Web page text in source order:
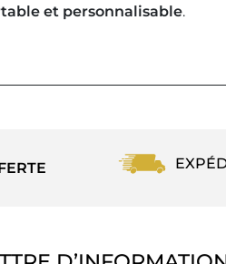
et personnalisable.